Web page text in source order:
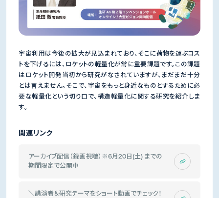
宇宙利用は今後の拡大が見込まれており、そこに荷物を運ぶコス
トを下げるには、ロケットの軽量化が常に重要課題です。この課題
はロケット開発当初から研究がなされていますが、まだまだ十分
とは言えません。そこで、宇宙をもっと身近なものとするために必
要な軽量化という切り口で、構造軽量化に関する研究を紹介しま
す。
関連リンク
アーカイブ配信（録画視聴）※6月20日(土) までの
期間限定で公開中
＼講演者＆研究テーマをショート動画でチェック！